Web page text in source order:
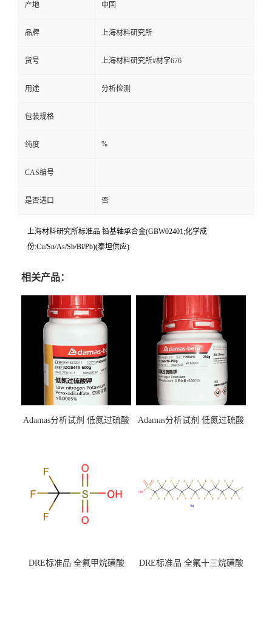
产地 中国
品牌 上海材料研究所
货号 上海材料研究所#材字676
用途 分析检测
包装规格
纯度 %
CAS编号
是否进口 否
上海材料研究所标准品 铅基轴承合金(GBW02401;化学成
份:Cu/Sn/As/Sb/Bi/Pb)(泰坦供应)
相关产品：
Adamas分析试剂 低氮过硫酸
（泰坦现货供应）
Adamas分析试剂 低氮过硫酸
DRE标准品 全氟甲烷磺酸
DRE标准品 全氟十三烷磺酸